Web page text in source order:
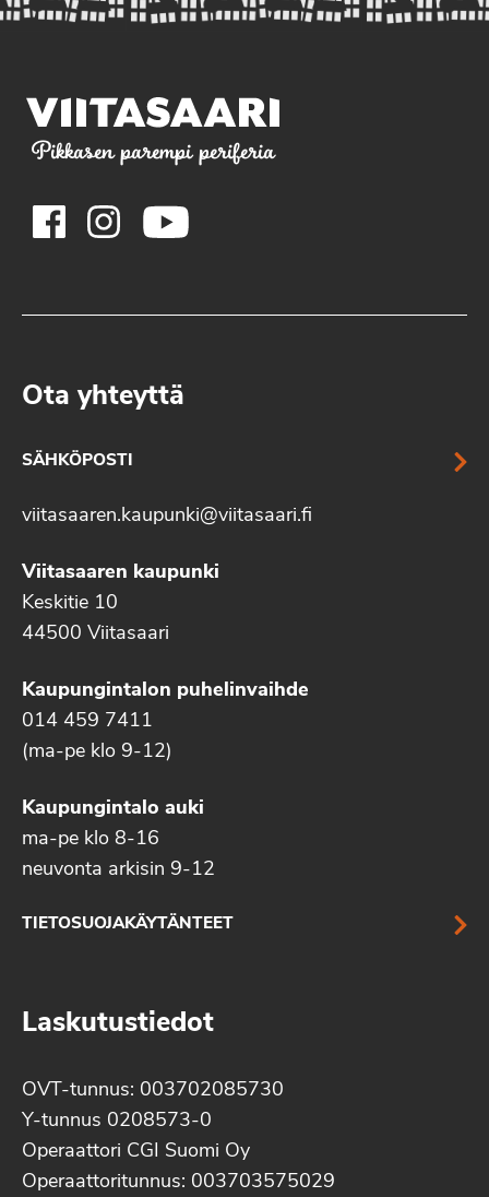
Pikkasen parempi periferia
Ota yhteyttä
SÄHKÖPOSTI
viitasaaren.kaupunki@viitasaari.fi
Viitasaaren kaupunki
Keskitie 10
44500 Viitasaari
Kaupungintalon puhelinvaihde
014 459 7411
(ma-pe klo 9-12)
Kaupungintalo auki
ma-pe klo 8-16
neuvonta arkisin 9-12
TIETOSUOJAKÄYTÄNTEET
Laskutustiedot
OVT-tunnus: 003702085730
Y-tunnus 0208573-0
Operaattori CGI Suomi Oy
Operaattoritunnus: 003703575029